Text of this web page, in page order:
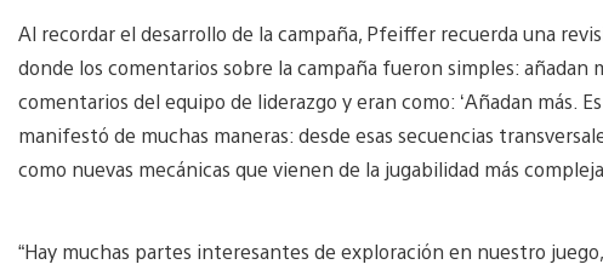
Al recordar el desarrollo de la campaña, Pfeiffer recuerda una
donde los comentarios sobre la campaña fueron simples: añadan
comentarios del equipo de liderazgo y eran como: ‘Añadan más.
manifestó de muchas maneras: desde esas secuencias
como nuevas mecánicas que vienen de la jugabilidad más
“Hay muchas partes interesantes de exploración en nuestro